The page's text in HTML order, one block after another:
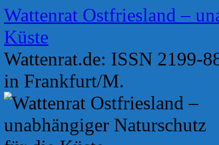
Zum
Inhalt
springen
Wattenrat Ostfriesland –
Küste
Wattenrat.de: ISSN 2199-
in Frankfurt/M.